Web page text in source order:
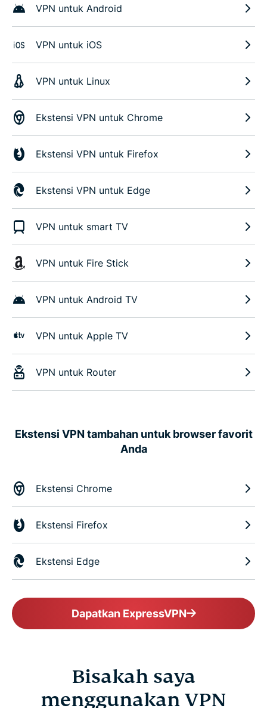
VPN untuk Android
VPN untuk iOS
VPN untuk Linux
Ekstensi VPN untuk Chrome
Ekstensi VPN untuk Firefox
Ekstensi VPN untuk Edge
VPN untuk smart TV
VPN untuk Fire Stick
VPN untuk Android TV
VPN untuk Apple TV
VPN untuk Router
Ekstensi VPN tambahan untuk browser favorit
Anda
Ekstensi Chrome
Ekstensi Firefox
Ekstensi Edge
Dapatkan ExpressVPN
Bisakah saya
menggunakan VPN